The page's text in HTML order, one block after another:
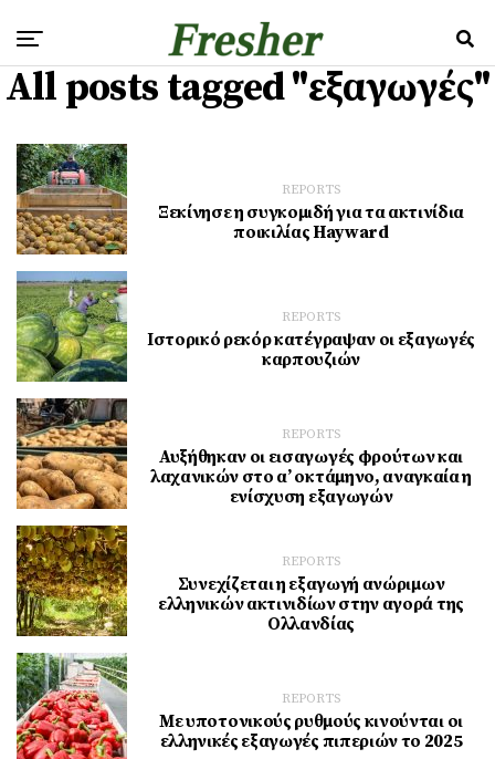
All posts tagged "εξαγωγές"
REPORTS
Ξεκίνησε η συγκομιδή για τα ακτινίδια
ποικιλίας Hayward
REPORTS
Ιστορικό ρεκόρ κατέγραψαν οι εξαγωγές
καρπουζιών
REPORTS
Αυξήθηκαν οι εισαγωγές φρούτων και
λαχανικών στο α’ οκτάμηνο, αναγκαία η
ενίσχυση εξαγωγών
REPORTS
Συνεχίζεται η εξαγωγή ανώριμων
ελληνικών ακτινιδίων στην αγορά της
Ολλανδίας
REPORTS
Με υποτονικούς ρυθμούς κινούνται οι
ελληνικές εξαγωγές πιπεριών το 2025